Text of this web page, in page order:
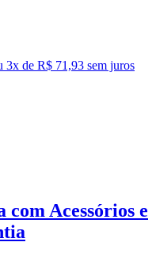
3x de R$ 71,93 sem juros
Acessórios e